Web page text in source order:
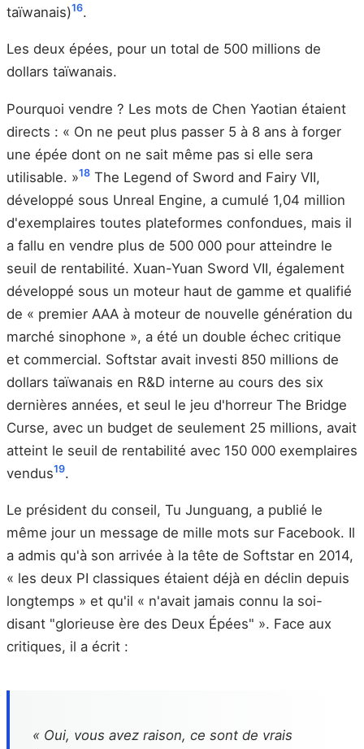
taïwanais)16.
Les deux épées, pour un total de 500 millions de
dollars taïwanais.
Pourquoi vendre ? Les mots de Chen Yaotian étaient
directs : « On ne peut plus passer 5 à 8 ans à forger
une épée dont on ne sait même pas si elle sera
utilisable. »18 The Legend of Sword and Fairy VII,
développé sous Unreal Engine, a cumulé 1,04 million
d'exemplaires toutes plateformes confondues, mais il
a fallu en vendre plus de 500 000 pour atteindre le
seuil de rentabilité. Xuan-Yuan Sword VII, également
développé sous un moteur haut de gamme et qualifié
de « premier AAA à moteur de nouvelle génération du
marché sinophone », a été un double échec critique
et commercial. Softstar avait investi 850 millions de
dollars taïwanais en R&D interne au cours des six
dernières années, et seul le jeu d'horreur The Bridge
Curse, avec un budget de seulement 25 millions, avait
atteint le seuil de rentabilité avec 150 000 exemplaires
vendus19.
Le président du conseil, Tu Junguang, a publié le
même jour un message de mille mots sur Facebook. Il
a admis qu'à son arrivée à la tête de Softstar en 2014,
« les deux PI classiques étaient déjà en déclin depuis
longtemps » et qu'il « n'avait jamais connu la soi-
disant "glorieuse ère des Deux Épées" ». Face aux
critiques, il a écrit :
« Oui, vous avez raison, ce sont de vrais